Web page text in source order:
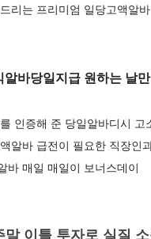
리는 프리미엄 일당고액알
바당일지급 원하는 날
인증해 준 당일알바디시
알바 급전이 필요한 직장인
바 매일 매일이 보너스데이
이틀 투자로 실질